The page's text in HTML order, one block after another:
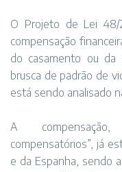
O Projeto de Lei 48/
compensação
do casamento ou da
brusca de padrão de
está sendo analisado
A
compensatórios”, já
e da Espanha, sendo